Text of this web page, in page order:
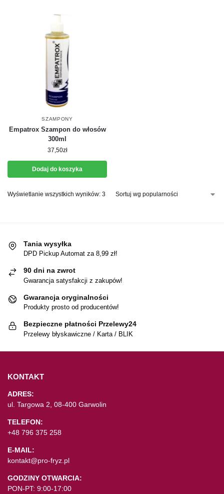
SZAMPONY
Empatrox Szampon do włosów
300ml
37,50zł
Dodaj do koszyka
Wyświetlanie wszystkich wyników: 3
Tania wysyłka
DPD Pickup Automat za 8,99 zł!
90 dni na zwrot
Gwarancja satysfakcji z zakupów!
Gwarancja oryginalności
Produkty prosto od producentów!
Bezpieczne płatności Przelewy24
Przelewy błyskawiczne / Karta / BLIK
KONTAKT
ADRES:
ul. Targowa 2, 08-400 Garwolin
TELEFON:
+48 796 375 258
E-MAIL:
kontakt@pro-fryz.pl
GODZINY OTWARCIA:
PON-PT: 9:00-17:00